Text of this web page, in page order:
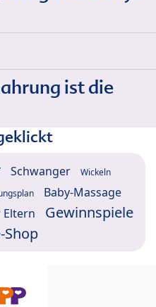
ist die
Schwanger Wickeln
Baby-Massage
Eltern
Gewinnspiele
Shop